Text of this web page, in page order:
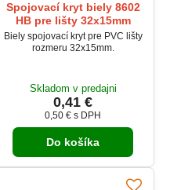
Spojovací kryt biely 8602
HB pre lišty 32x15mm
Biely spojovací kryt pre PVC lišty
rozmeru 32x15mm.
Skladom v predajni
0,41 €
0,50 € s DPH
Do košíka